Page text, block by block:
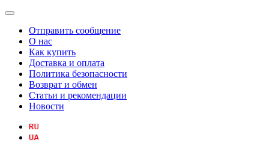
Отправить сообщение
О нас
Как купить
Доставка и оплата
Политика безопасности
Возврат и обмен
Статьи и рекомендации
Новости